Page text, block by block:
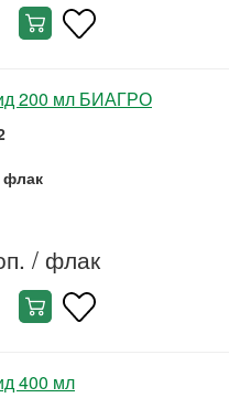
200 мл БИАГРО
флак
/ флак
400 мл